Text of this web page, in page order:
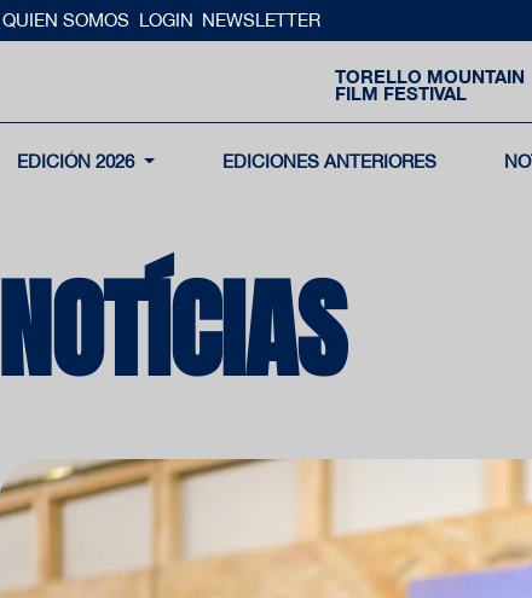
QUIEN SOMOS LOGIN NEWSLETTER
TORELLO MOUNTAIN
FILM FESTIVAL
EDICIÓN 2026 EDICIONES ANTERIORES
NOTÍCIAS